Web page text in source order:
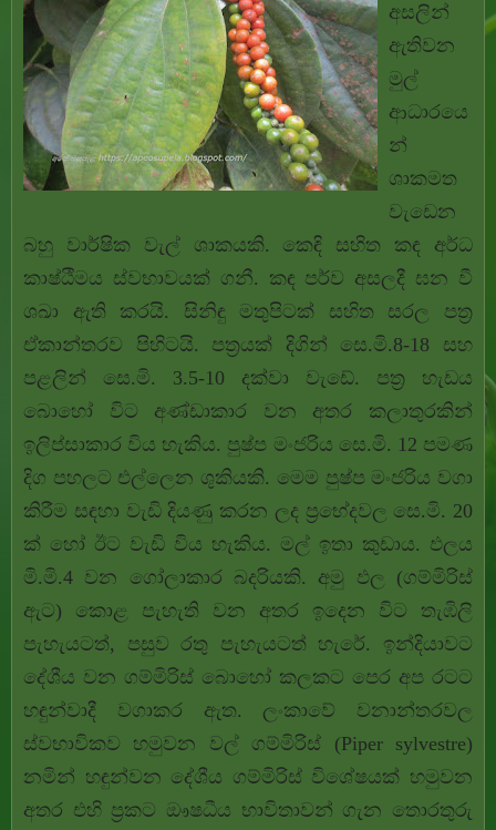
අසලින්
ඇතිවන
මුල්
ආධාරයෙ
න්
ශාකමත
වැඩෙන
බහු වාර්ෂික වැල් ශාකයකි. කෙඳි සහිත කඳ අර්ධ
කාෂ්ඨීමය ස්වභාවයක් ගනී. කඳ පර්ව අසලදී ඝන වී
ශඛා ඇති කරයි. සිනිඳු මතුපිටක් සහිත සරල පත්‍ර
ඒකාන්තරව පිහිටයි. පත්‍රයක් දිගින් සෙ.මි.8-18 සහ
පළලින් සෙ.මි. 3.5-10 දක්වා වැඩේ. පත්‍ර හැඩය
බොහෝ විට අණ්ඩාකාර වන අතර කලාතුරකින්
ඉලිප්සාකාර විය හැකිය. පුෂ්ප මංජරිය සෙ.මි. 12 පමණ
දිග පහලට එල්ලෙන ශුකියකි. මෙම පුෂ්ප මංජරිය වගා
කිරීම සඳහා වැඩි දියණු කරන ලද ප්‍රභේදවල සෙ.මි. 20
ක් හෝ ඊට වැඩි විය හැකිය. මල් ඉතා කුඩාය. ඵලය
මි.මි.4 වන ගෝලාකාර බදරියකි. අමු ඵල (ගම්මිරිස්
ඇට) කොළ පැහැති වන අතර ඉදෙන විට තැඹිලි
පැහැයටත්, පසුව රතු පැහැයටත් හැරේ. ඉන්දියාවට
දේශීය වන ගම්මිරිස් බොහෝ කලකට පෙර අප රටට
හඳුන්වාදී වගාකර ඇත. ලංකාවේ වනාන්තරවල
ස්වභාවිකව හමුවන වල් ගම්මිරිස් (Piper sylvestre)
නමින් හඳුන්වන දේශීය ගම්මිරිස් විශේෂයක් හමුවන
අතර එහි ප්‍රකට ඖෂධීය භාවිතාවන් ගැන තොරතුරු